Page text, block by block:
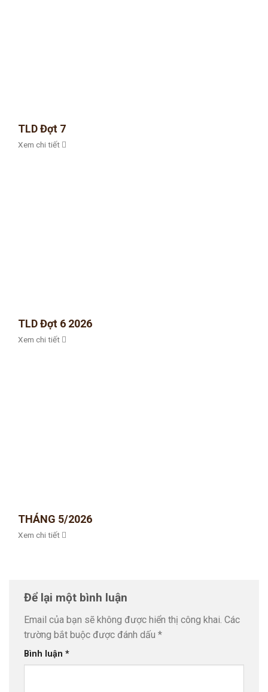
TLD Đợt 7
Xem chi tiết
TLD Đợt 6 2026
Xem chi tiết
THÁNG 5/2026
Xem chi tiết
Để lại một bình luận
Email của bạn sẽ không được hiển thị công khai. Các
trường bắt buộc được đánh dấu *
Bình luận *